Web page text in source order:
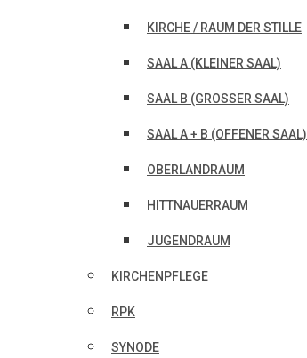
KIRCHE / RAUM DER STILLE
SAAL A (KLEINER SAAL)
SAAL B (GROSSER SAAL)
SAAL A + B (OFFENER SAAL)
OBERLANDRAUM
HITTNAUERRAUM
JUGENDRAUM
KIRCHENPFLEGE
RPK
SYNODE